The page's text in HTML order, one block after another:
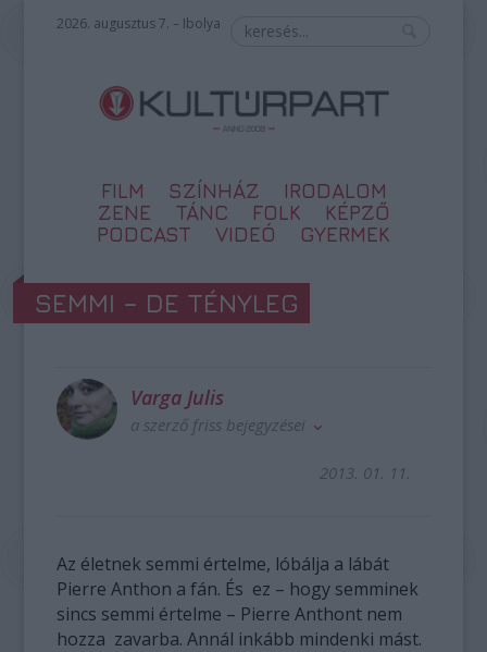
2026. augusztus 7. – Ibolya
FILM SZÍNHÁZ
IRODALOM
ZENE
TÁNC FOLK
KÉPZŐ
PODCAST
VIDEÓ GYERMEK
SEMMI – DE TÉNYLEG
Varga Julis
a szerző friss bejegyzései
2013. 01. 11.
Az életnek semmi értelme, lóbálja a lábát
Pierre Anthon a fán. És ez – hogy semminek
sincs semmi értelme – Pierre Anthont nem
hozza zavarba. Annál inkább mindenki mást.